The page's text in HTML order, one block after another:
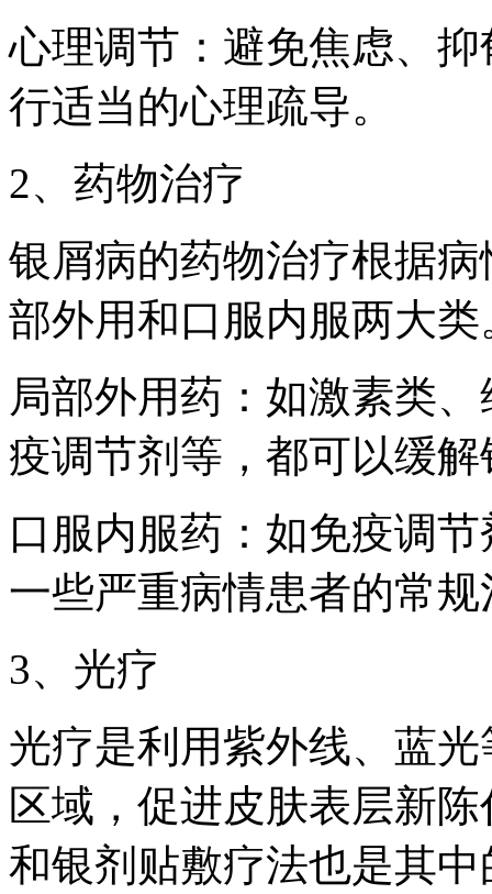
心理调节：避免焦虑、
行适当的心理疏导。
2、药物治疗
银屑病的药物治疗根据
部外用和口服内服两大类
局部外用药：如激素类
疫调节剂等，都可以缓
口服内服药：如免疫调
一些严重病情患者的常
3、光疗
光疗是利用紫外线、蓝
区域，促进皮肤表层新
和银剂贴敷疗法也是其